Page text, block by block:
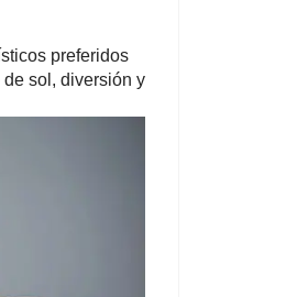
preferidos
sol, diversión y